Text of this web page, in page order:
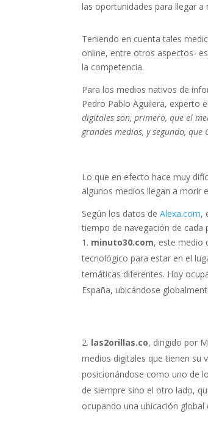
las oportunidades para llegar a
Teniendo en cuenta tales
online, entre otros aspectos-
la competencia.
Para los medios nativos de
Pedro Pablo Aguilera, experto
digitales son, primero, que el
grandes medios, y segundo,
Lo que en efecto hace muy
algunos medios llegan a morir
Según los datos deAlexa.com,
tiempo de navegación de
minuto30.com, este medio
tecnológico para estar en el
temáticas diferentes. Hoy
España, ubicándose
las2orillas.co, dirigido por
medios digitales que tienen su
posicionándose como uno de
de siempre sino el otro lado,
ocupando una ubicación